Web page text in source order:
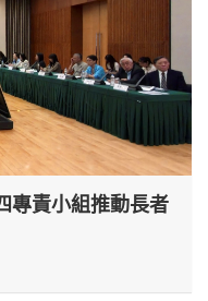
專責小組推動長者